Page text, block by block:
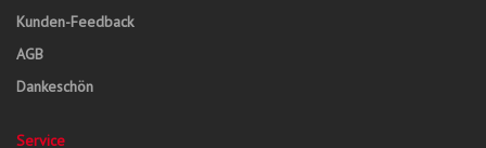
Kunden-Feedback
AGB
Dankeschön
Service